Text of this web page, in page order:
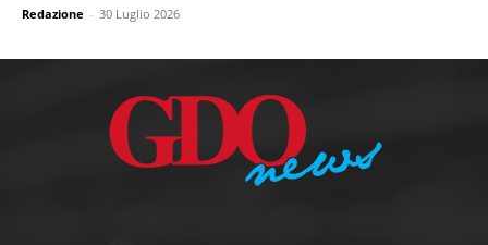
Redazione - 30 Luglio 2026